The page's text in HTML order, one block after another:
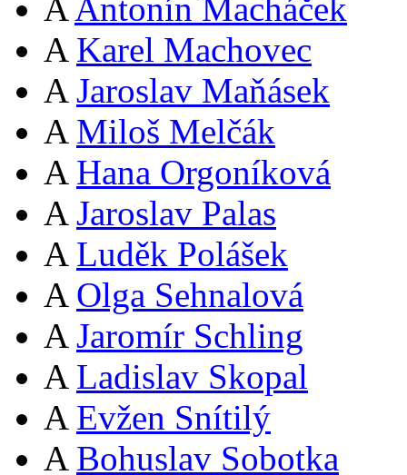
A Antonín Macháček
A Karel Machovec
A Jaroslav Maňásek
A Miloš Melčák
A Hana Orgoníková
A Jaroslav Palas
A Luděk Polášek
A Olga Sehnalová
A Jaromír Schling
A Ladislav Skopal
A Evžen Snítilý
A Bohuslav Sobotka